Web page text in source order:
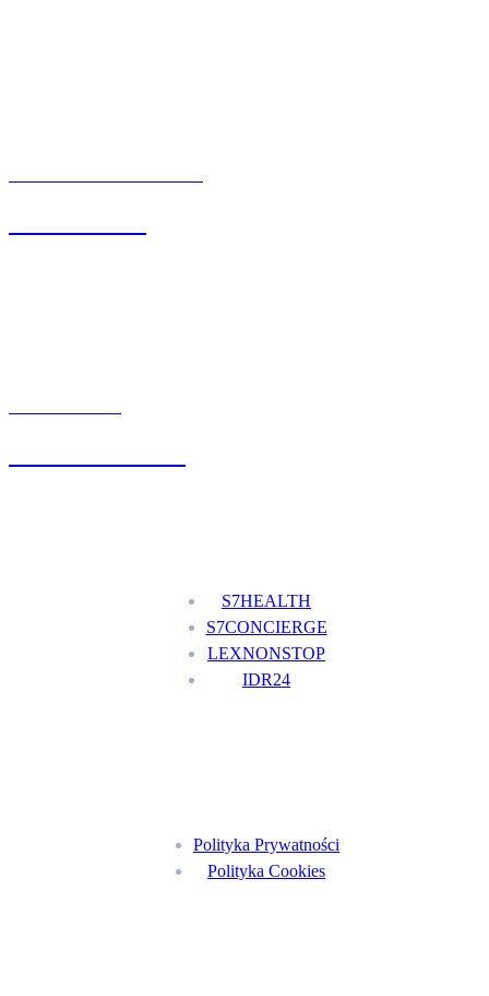
S7HEALTH
S7CONCIERGE
LEXNONSTOP
IDR24
Polityka Prywatności
Polityka Cookies